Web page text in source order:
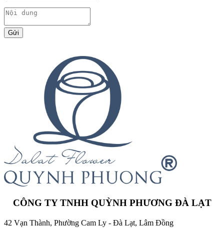
Gửi
CÔNG TY TNHH QUỲNH PHƯƠNG ĐÀ LẠT
42 Vạn Thành, Phường Cam Ly - Đà Lạt, Lâm Đồng